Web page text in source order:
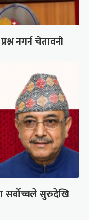
नगर्न चेतावनी
सर्वोच्चले सुरुदेखि